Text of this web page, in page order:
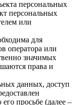
персональных
персональных
или
для
оператора или
значимых
права и
данных, доступ
просьбе (далее –